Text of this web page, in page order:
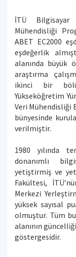
İTÜ
Mühendisliği
ABET EC2000
eşdeğerlik
alanında büyük
araştırma
ikinci bir
Yükseköğretim
Veri Mühendisliği
bünyesinde
verilmiştir.
1980 yılında
donanımlı
yetiştirmiş ve
Fakültesi,
Merkezi
yüksek sayısal
olmuştur. Tüm
alanının
göstergesidir.